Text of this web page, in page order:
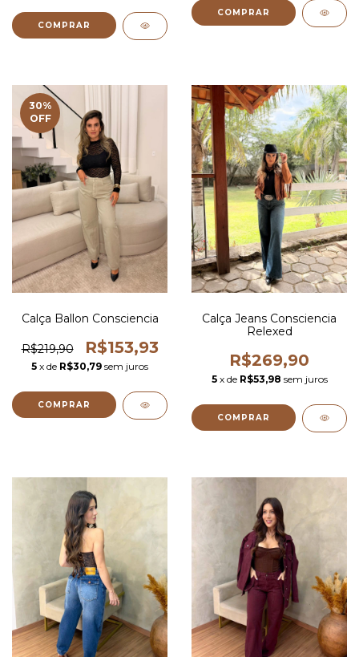
COMPRAR
COMPRAR
30%
OFF
Calça Ballon Consciencia
R$219,90 R$153,93
5 x de R$30,79 sem juros
COMPRAR
Calça Jeans Consciencia
Relexed
R$269,90
5 x de R$53,98 sem juros
COMPRAR